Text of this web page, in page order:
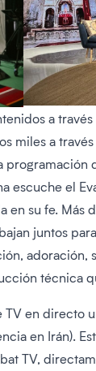
a
miles a
programación
escuche el
en su fe.
juntos
adoración,
técnica
en directo
en Irán).
TV,